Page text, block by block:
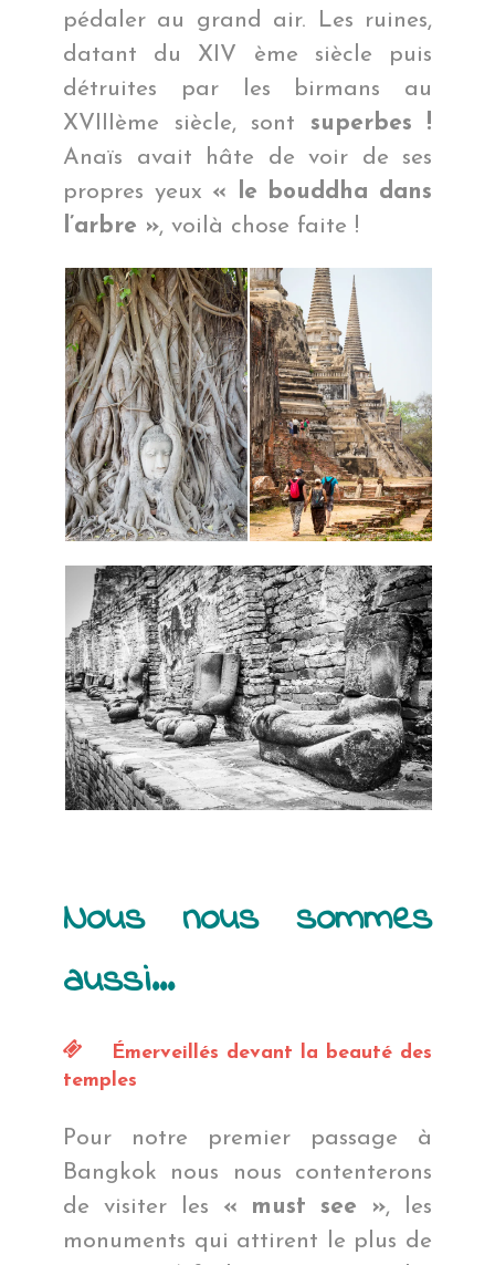
pédaler au grand air. Les ruines,
datant du XIV ème siècle puis
détruites par les birmans au
XVIIIème siècle, sont superbes !
Anaïs avait hâte de voir de ses
propres yeux « le bouddha dans
l’arbre », voilà chose faite !
Nous nous sommes
aussi…
Émerveillés devant la beauté des
temples
Pour notre premier passage à
Bangkok nous nous contenterons
de visiter les « must see », les
monuments qui attirent le plus de